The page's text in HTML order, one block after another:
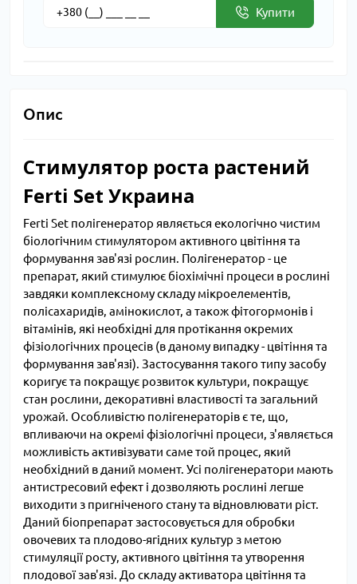
Купити
Опис
Стимулятор роста растений
Ferti Set Украина
Ferti Set полігенератор являється екологічно чистим
біологічним стимулятором активного цвітіння та
формування зав'язі рослин. Полігенератор - це
препарат, який стимулює біохімічні процеси в рослині
завдяки комплексному складу мікроелементів,
полісахаридів, амінокислот, а також фітогормонів і
вітамінів, які необхідні для протікання окремих
фізіологічних процесів (в даному випадку - цвітіння та
формування зав'язі). Застосування такого типу засобу
коригує та покращує розвиток культури, покращує
стан рослини, декоративні властивості та загальний
урожай. Особливістю полігенераторів є те, що,
впливаючи на окремі фізіологічні процеси, з'являється
можливість активізувати саме той процес, який
необхідний в даний момент. Усі полігенератори мають
антистресовий ефект і дозволяють рослині легше
виходити з пригніченого стану та відновлювати ріст.
Даний біопрепарат застосовується для обробки
овочевих та плодово-ягідних культур з метою
стимуляції росту, активного цвітіння та утворення
плодової зав'язі. До складу активатора цвітіння та